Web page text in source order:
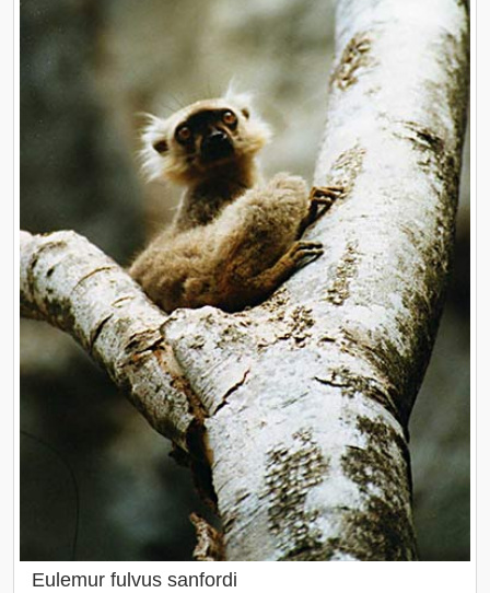
Eulemur fulvus sanfordi